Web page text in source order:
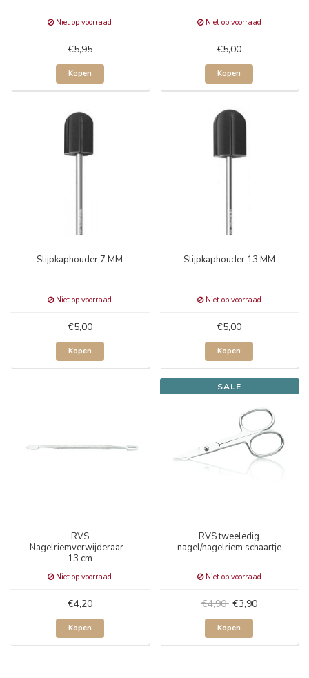
Niet op voorraad
€5,95
Kopen
Niet op voorraad
€5,00
Kopen
Slijpkaphouder 7 MM
Niet op voorraad
€5,00
Kopen
Slijpkaphouder 13 MM
Niet op voorraad
€5,00
Kopen
RVS
Nagelriemverwijderaar -
13 cm
Niet op voorraad
€4,20
Kopen
SALE
RVS tweeledig
nagel/nagelriem schaartje
Niet op voorraad
€4,90 €3,90
Kopen